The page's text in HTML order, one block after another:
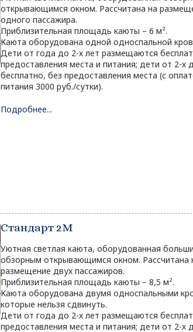
открывающимся окном. Рассчитана на
одного пассажира.
Приблизительная площадь каюты – 6 м².
Каюта оборудована одной односпальной
Дети от года до 2-х лет размещаются
предоставления места и питания; дети от 2-х
бесплатно, без предоставления места (с
питания 3000 руб./сутки).
Подробнее...
Стандарт 2M
Уютная светлая каюта, оборудованная
обзорным открывающимся окном. Рассчитана
размещение двух пассажиров.
Приблизительная площадь каюты – 8,5 м².
Каюта оборудована двумя односпальными
которые нельзя сдвинуть.
Дети от года до 2-х лет размещаются
предоставления места и питания; дети от 2-х